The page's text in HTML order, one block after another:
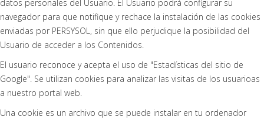
datos personales del Usuario. El Usuario podrá configurar su
navegador para que notifique y rechace la instalación de las cookies
enviadas por PERSYSOL, sin que ello perjudique la posibilidad del
Usuario de acceder a los Contenidos.
El usuario reconoce y acepta el uso de "Estadísticas del sitio de
Google". Se utilizan cookies para analizar las visitas de los usuarioas
a nuestro portal web.
Una cookie es un archivo que se puede instalar en tu ordenador